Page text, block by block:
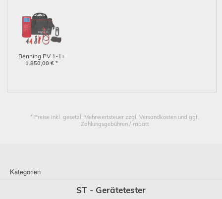
Benning PV 1-1+
(05042101)
1.850,00 € *
* Preise inkl. gesetzl. Mehrwertsteuer zzgl. Versandkosten und ggf.
Zahlungsgebühren /-rabatt
Kategorien
ST - Gerätetester